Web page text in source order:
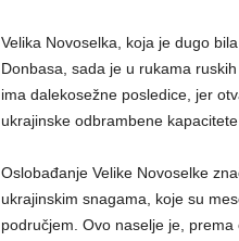
Velika Novoselka, koja je dugo
Donbasa, sada je u rukama
ima dalekosežne posledice, jer
ukrajinske odbrambene kapacitete
Oslobađanje Velike Novoselke
ukrajinskim snagama, koje su
područjem. Ovo naselje je,